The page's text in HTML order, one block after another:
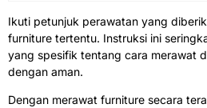
Ikuti petunjuk perawatan yang
furniture tertentu. Instruksi ini
yang spesifik tentang cara merawat
dengan aman.
Dengan merawat furniture secara